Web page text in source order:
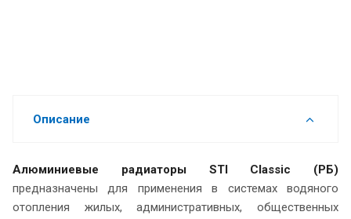
Описание
Алюминиевые радиаторы STI Classic (РБ)
предназначены для применения в системах водяного
отопления жилых, административных, общественных